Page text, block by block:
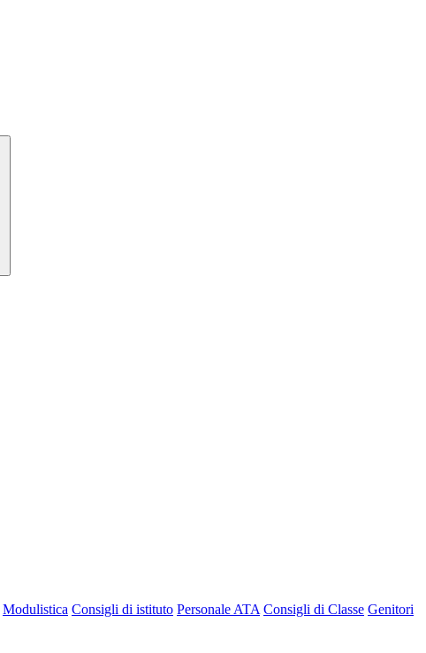
Modulistica Consigli di istituto Personale ATA Consigli di Classe Genitori